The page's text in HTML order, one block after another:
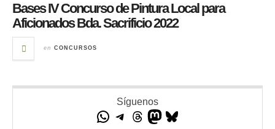
Bases IV Concurso de Pintura Local para
Aficionados Bda. Sacrificio 2022
en CONCURSOS
Síguenos